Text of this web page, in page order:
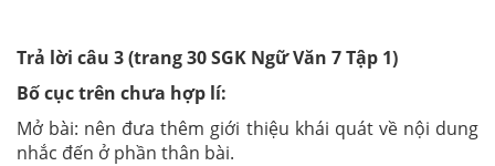
Trả lời câu 3 (trang 30SGK Ngữ Văn 7 Tập 1)
Bố cục trên chưa hợp lí:
Mở bài: nên đưa thêm giới thiệu khái quát về nội dung
nhắc đến ở phần thân bài.